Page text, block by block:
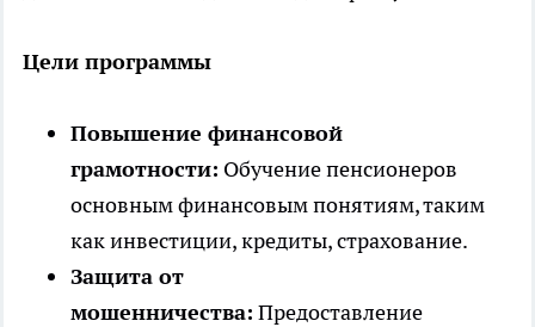
Цели программы
Повышение финансовой
грамотности: Обучение пенсионеров
основным финансовым понятиям, таким
как инвестиции, кредиты, страхование.
Защита от
мошенничества: Предоставление